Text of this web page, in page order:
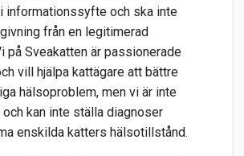
informationssyfte och ska inte
från en legitimerad
på Sveakatten är passionerade
vill hjälpa kattägare att bättre
hälsoproblem, men vi är inte
kan inte ställa diagnoser
enskilda katters hälsotillstånd.